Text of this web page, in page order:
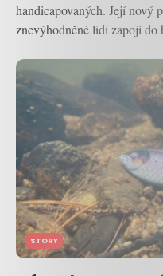
handicapovaných. Její nový
znevýhodněné lidi zapojí do
STORY